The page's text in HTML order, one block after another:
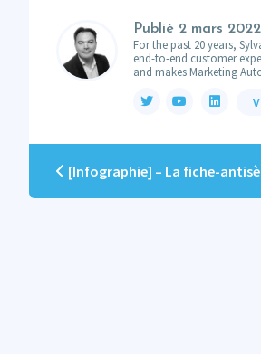
Publié 2 mars 2022
For the past 20 years,
end-to-end customer
and makes Marketing
[Infographie] – La fiche-